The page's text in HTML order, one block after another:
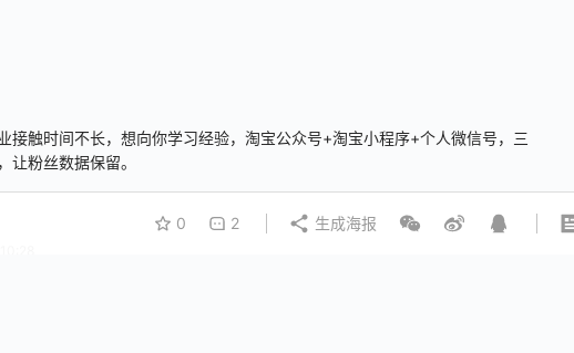
0 2 生成海报
接触时间不长，想向你学习经验，淘宝公众号+淘宝小程序+个人微信号，三
粉丝数据保留。